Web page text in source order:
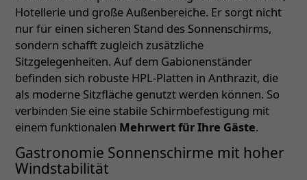
Hotellerie und große Außenbereiche. Er sorgt nicht
nur für einen sicheren Stand des Sonnenschirms,
sondern schafft zugleich zusätzliche
Sitzgelegenheiten. Auf dem Gabionenständer
befinden sich robuste HPL-Platten in Anthrazit, die
als moderne Sitzfläche genutzt werden können. So
verbinden Sie eine stabile Schirmbefestigung mit
einem funktionalen Mehrwert für Ihre Gäste.
Gastronomie Sonnenschirme mit hoher
Windstabilität